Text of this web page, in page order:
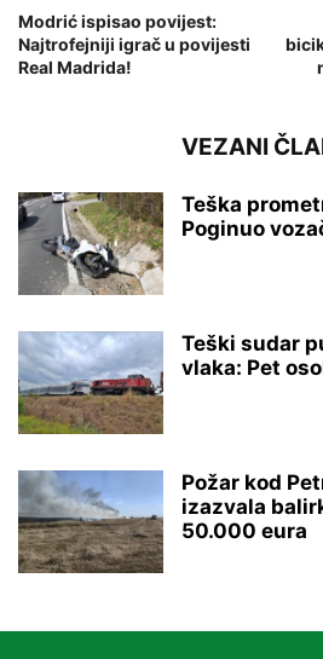
Modrić ispisao povijest:
Najtrofejniji igrač u povijesti
Real Madrida!
VEZANI
Teška
Poginuo
Teški sudar
vlaka: Pet
Požar kod
izazvala
50.000 eura